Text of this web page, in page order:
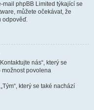
mail phpBB Limited týkající se
můžete očekávat, že
odpověď.
nás“, který se
možnost povolena
který se také nachází